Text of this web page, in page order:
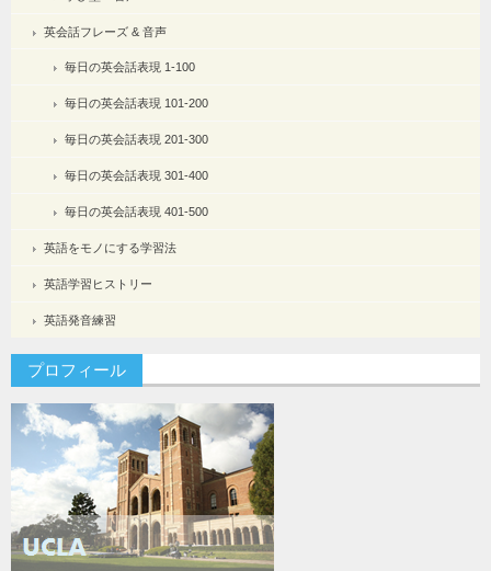
英会話フレーズ & 音声
毎日の英会話表現 1-100
毎日の英会話表現 101-200
毎日の英会話表現 201-300
毎日の英会話表現 301-400
毎日の英会話表現 401-500
英語をモノにする学習法
英語学習ヒストリー
英語発音練習
プロフィール